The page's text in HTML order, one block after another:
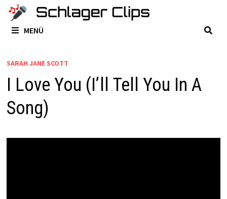
Zum
Inhalt
springenMENÜ
SARAH JANE SCOTT
I Love You (I’ll Tell You In A
Song)